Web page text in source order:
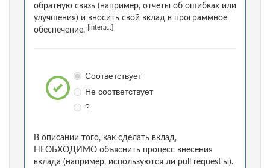
обратную связь (например, отчеты об ошибках или
улучшения) и вносить свой вклад в программное
обеспечение.
[interact]
Соответствует
Не соответствует
?
В описании того, как сделать вклад,
НЕОБХОДИМО объяснить процесс внесения
вклада (например, используются ли pull request'ы).